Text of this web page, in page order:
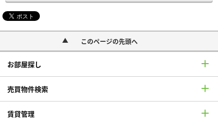
このページの先頭へ
お部屋探し
売買物件検索
賃貸管理